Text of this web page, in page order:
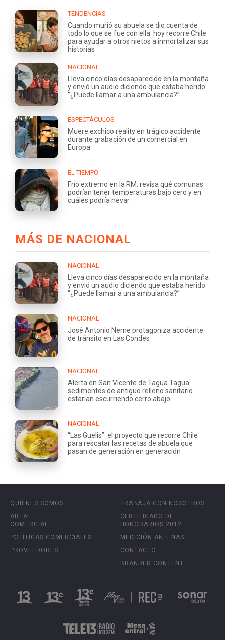
TENDENCIAS
Cuando murió su abuela se dio cuenta de
todo lo que se fue con ella: hoy recorre Chile
para ayudar a otros nietos a inmortalizar sus
historias
NACIONAL
Lleva cinco días desaparecido en la montaña
y envió un audio diciendo que estaba herido:
“¿Puede llamar a una ambulancia?”
ESPECTÁCULOS
Muere exchico reality en trágico accidente
durante grabación de un comercial en
Europa
EL TIEMPO
Frío extremo en la RM: revisa qué comunas
podrían tener temperaturas bajo cero y en
cuáles podría nevar
MÁS DE NACIONAL
NACIONAL
Lleva cinco días desaparecido en la montaña
y envió un audio diciendo que estaba herido:
“¿Puede llamar a una ambulancia?”
NACIONAL
José Antonio Neme protagoniza accidente
de tránsito en Las Condes
NACIONAL
Alerta en San Vicente de Tagua Tagua:
sedimentos de antiguo relleno sanitario
estarían escurriendo cerro abajo
NACIONAL
“Las Guelis”: el proyecto que recorre Chile
para rescatar las recetas de abuela que
pasan de generación en generación
QUIÉNES SOMOS
ÁREA
COMERCIAL
POLÍTICAS COMERCIALES
PROVEEDORES
TRABAJA CON NOSOTROS
CERTIFICADO DE
HONORARIOS 2012
MEDICIÓN ANTENAS
CONTACTO
BRANDED CONTENT